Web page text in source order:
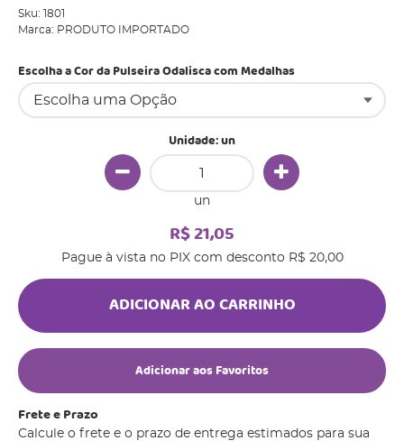
Sku:
1801
Marca: PRODUTO IMPORTADO
Escolha a Cor da Pulseira Odalisca com Medalhas
Unidade: un
un
R$ 21,05
Pague à vista no PIX com desconto R$ 20,00
ADICIONAR AO CARRINHO
Adicionar aos Favoritos
Frete e Prazo
Calcule o frete e o prazo de entrega estimados para sua